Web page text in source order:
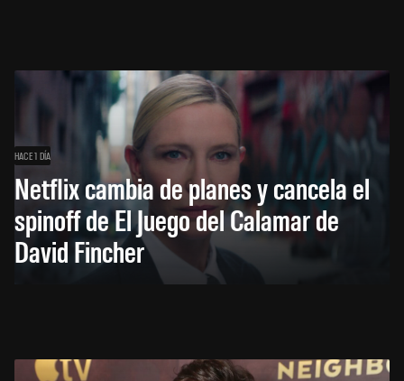
HACE 1 DÍA
Netflix cambia de planes y cancela el
spinoff de El Juego del Calamar de
David Fincher